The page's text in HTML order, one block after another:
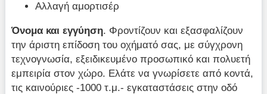
Αλλαγή αμορτισέρ
Όνομα και εγγύηση. Φροντίζουν και εξασφαλίζουν
την άριστη επίδοση του οχήματό σας, με σύγχρονη
τεχνογνωσία, εξειδικευμένο προσωπικό και πολυετή
εμπειρία στον χώρο. Ελάτε να γνωρίσετε από κοντά,
τις καινούριες -1000 τ.μ.- εγκαταστάσεις στην οδό